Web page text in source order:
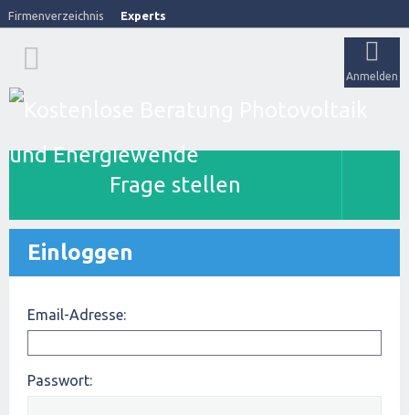
Firmenverzeichnis Experts
Anmelden
Frage stellen
Einloggen
Email-Adresse:
Passwort: